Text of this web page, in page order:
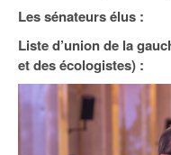
Les sénateurs élus :
Liste d’union de la
et des écologistes) :